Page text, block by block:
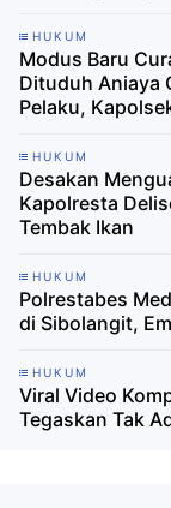
HUKUM
Modus Baru
Dituduh Aniaya
Pelaku,
HUKUM
Desakan
Kapolresta
Tembak Ikan
HUKUM
Polrestabes
di Sibolangit,
HUKUM
Viral Video
Tegaskan Tak